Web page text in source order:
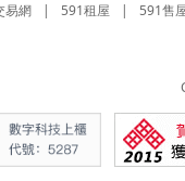
易網 | 591租屋 | 591售